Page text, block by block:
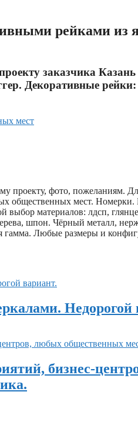
рейками из
заказчика Казань
Декоративные рейки:
мест
проекту, фото, пожеланиям.
общественных мест.
выбор материалов: лдсп,
шпон. Чёрный металл,
Любые размеры и
Недорогой
бизнес-